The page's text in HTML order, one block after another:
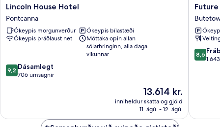
Lincoln
House
Hotel
Pontcanna
Lincoln House Hotel
Pontcanna
Ókeypis morgunverður
Ókeypis bílastæði
Ókeypis þráðlaust net
Móttaka opin allan
sólarhringinn, alla daga
vikunnar
9.2
af
9,2 Dásamlegt
706 umsagnir
Verðið
er
13.614 kr.
13.614 kr.
inniheldur skatta og gjöld
11. ágú. - 12. ágú.
Future
Inns
Cardiff
Bay
8.6
af
8,6